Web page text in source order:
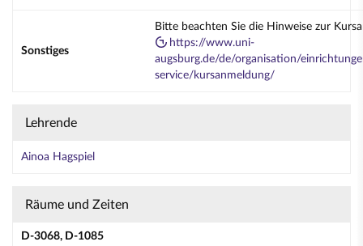
Sonstiges
Bitte beachten Sie die Hinweise zur
https://www.uni-
augsburg.de/de/organisation/
service/kursanmeldung/
Lehrende
Ainoa Hagspiel
Räume und Zeiten
D-3068, D-1085